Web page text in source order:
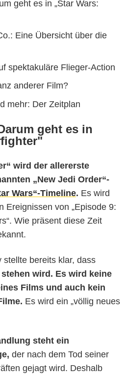
geht es in „Star Wars:
Eine Übersicht über die
spektakuläre Flieger-Action
anderer Film?
mehr: Der Zeitplan
geht es in
wird der allererste
„New Jedi Order“-
Wars“-Timeline. Es wird
Ereignissen von „Episode 9:
Wie präsent diese Zeit
stellte bereits klar, dass
wird. Es wird keine
Films und auch kein
Es wird ein „völlig neues
steht ein
der nach dem Tod seiner
gejagt wird. Deshalb